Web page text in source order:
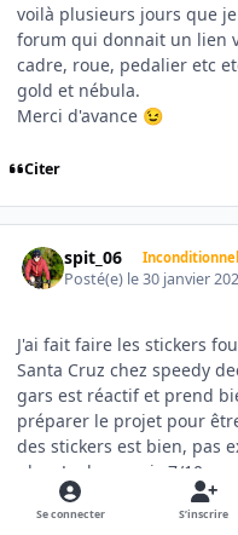
voilà plusieurs jours que
forum qui donnait un lien
cadre, roue, pedalier etc
gold et nébula.
Merci d'avance 😉
Citer
spit_06
Posté(e) le 30 janvier
J'ai fait faire les stickers
Santa Cruz chez speedy
gars est réactif et prend
préparer le projet pour
des stickers est bien, pas
plus. Je donnerais 7/10.
Citer
Se connecter S’inscrire